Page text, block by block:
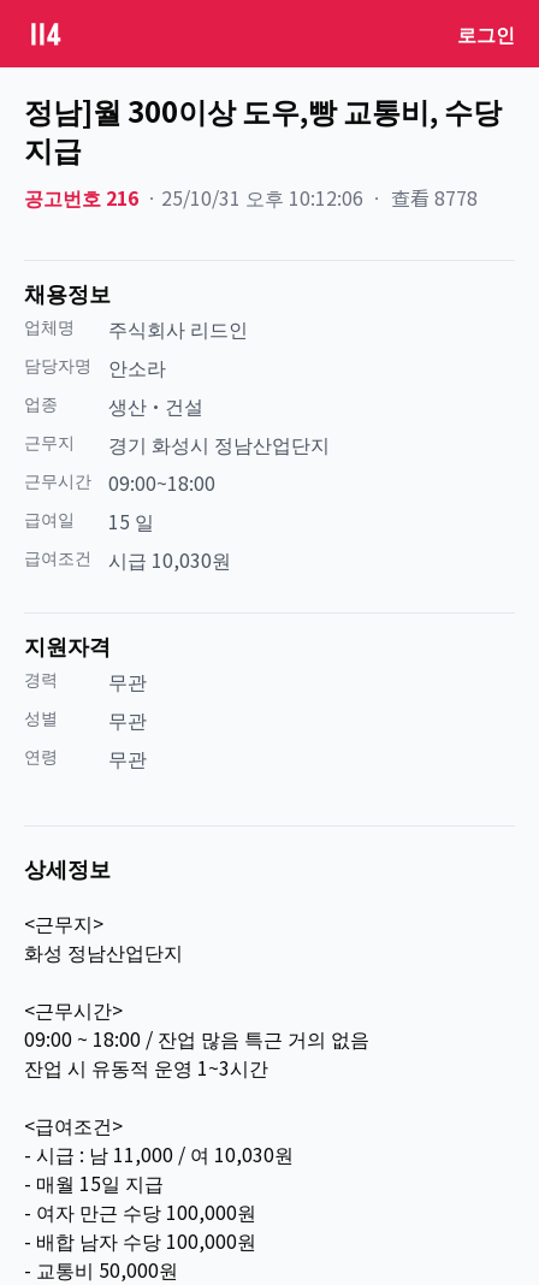
로그인
정남]월 300이상 도우,빵 교통비, 수당
지급
공고번호 216 ㆍ 25/10/31 오후 10:12:06 ㆍ 查看 8778
채용정보
업체명 주식회사 리드인
담당자명 안소라
업종 생산·건설
근무지 경기 화성시 정남산업단지
근무시간 09:00~18:00
급여일 15 일
급여조건 시급 10,030원
지원자격
경력 무관
성별 무관
연령 무관
상세정보
<근무지>
화성 정남산업단지
<근무시간>
09:00 ~ 18:00 / 잔업 많음 특근 거의 없음
잔업 시 유동적 운영 1~3시간
<급여조건>
- 시급 : 남 11,000 / 여 10,030원
- 매월 15일 지급
- 여자 만근 수당 100,000원
- 배합 남자 수당 100,000원
- 교통비 50,000원